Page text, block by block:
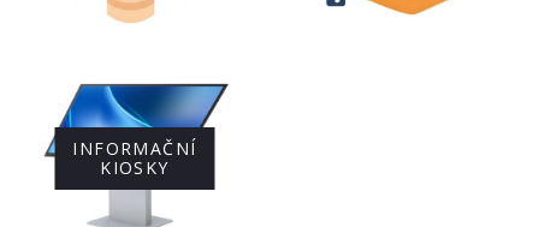
INFORMAČNÍ
KIOSKY